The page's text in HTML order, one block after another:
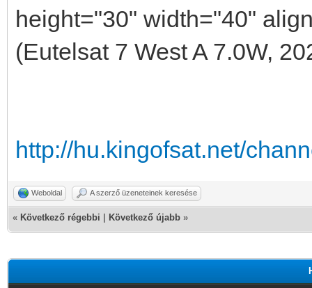
height="30" width="40"
(Eutelsat 7 West A 7.0W,
http://hu.kingofsat.net/
Weboldal A szerző üzeneteinek keresése
« Következő régebbi Következő újabb »